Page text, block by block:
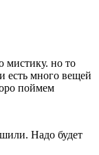
мистику. но то
есть много вещей
поймем
Надо будет